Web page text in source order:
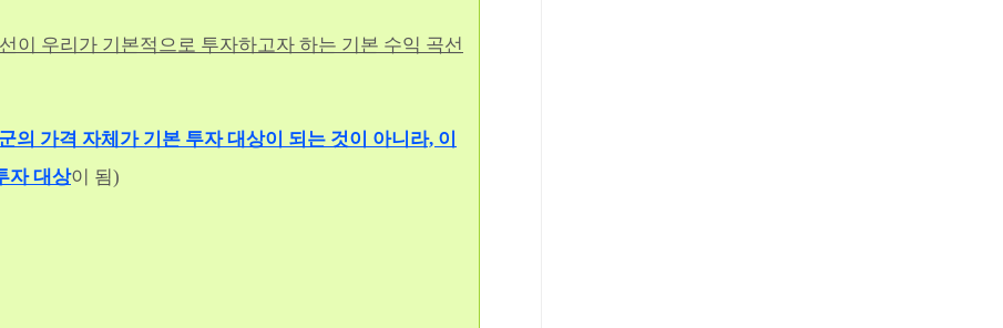
이 우리가 기본적으로 투자하고자 하는 기본 수익 곡선
의 가격 자체가 기본 투자 대상이 되는 것이 아니라, 이
자 대상이 됨)